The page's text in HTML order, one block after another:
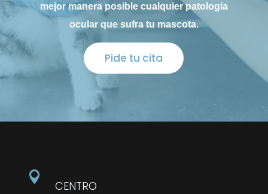
mejor manera posible cualquier patología
ocular que sufra tu mascota.
Pide tu cita

CENTRO